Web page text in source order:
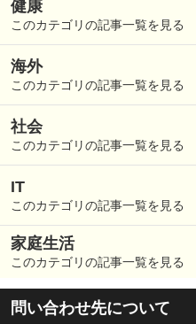
健康
このカテゴリの記事一覧を見る
海外
このカテゴリの記事一覧を見る
社会
このカテゴリの記事一覧を見る
IT
このカテゴリの記事一覧を見る
家庭生活
このカテゴリの記事一覧を見る
問い合わせ先について